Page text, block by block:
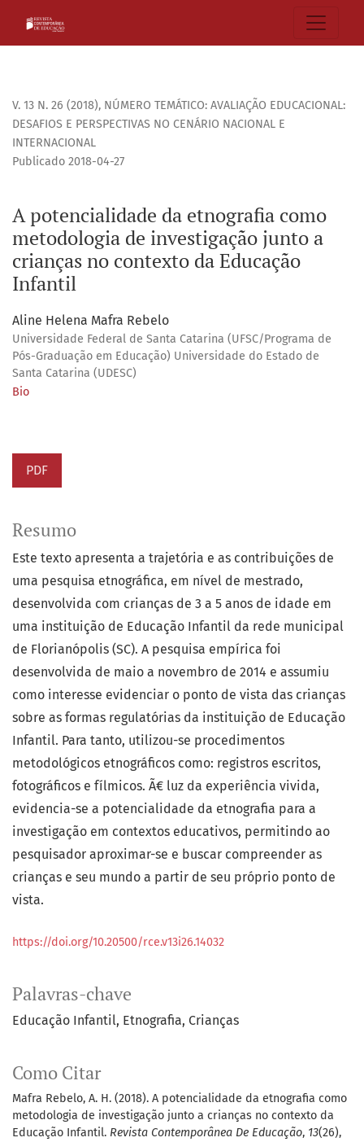
V. 13 N. 26 (2018), NÚMERO TEMÁTICO: AVALIAÇÃO EDUCACIONAL:
DESAFIOS E PERSPECTIVAS NO CENÁRIO NACIONAL E
INTERNACIONAL
A potencialidade da etnografia como
metodologia de investigação junto a
crianças no contexto da Educação
Infantil
Publicado 2018-04-27
Aline Helena Mafra Rebelo
Universidade Federal de Santa Catarina (UFSC/Programa de
Pós-Graduação em Educação) Universidade do Estado de
Santa Catarina (UDESC)
Bio
PDF
Palavras-chave
Educação Infantil Etnografia Crianças
Como Citar
Mafra Rebelo, A. H. (2018). A potencialidade da etnografia como
metodologia de investigação junto a crianças no contexto da
Educação Infantil. Revista Contemporânea De Educação, 13(26),
Resumo
Este texto apresenta a trajetória e as contribuições de
uma pesquisa etnográfica, em nível de mestrado,
desenvolvida com crianças de 3 a 5 anos de idade em
uma instituição de Educação Infantil da rede municipal
de Florianópolis (SC). A pesquisa empírica foi
desenvolvida de maio a novembro de 2014 e assumiu
como interesse evidenciar o ponto de vista das crianças
sobre as formas regulatórias da instituição de Educação
Infantil. Para tanto, utilizou-se procedimentos
metodológicos etnográficos como: registros escritos,
fotográficos e fílmicos. Ã€ luz da experiência vivida,
evidencia-se a potencialidade da etnografia para a
investigação em contextos educativos, permitindo ao
pesquisador aproximar-se e buscar compreender as
crianças e seu mundo a partir de seu próprio ponto de
vista.
https://doi.org/10.20500/rce.v13i26.14032